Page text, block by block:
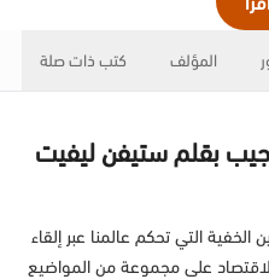
المؤلف كتب ذات صلة
بقلم ستيفن ليفيت
التي تحكم عالمنا عبر إلقاء
على مجموعة من المواضيع